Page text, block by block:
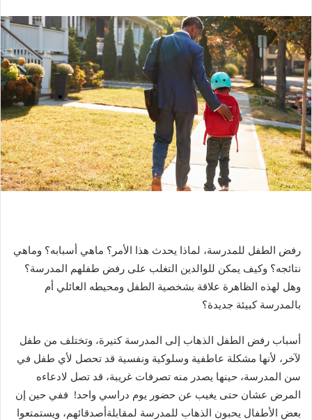
رفض الطفل للمدرسة، لماذا يحدث هذا الأمر؟ ماهي أسبابه؟ وماهي
نتائجه؟ وكيف يمكن للوالدين التغلب على رفض طفلهم المدرسة؟
وهل لهذه الظاهرة علاقة بشخصية الطفل ومحيطه العائلي أم
بالمدرسة كبيئة جديدة؟
أسباب رفض الطفل الذهاب إلى المدرسة كتيرة، وتختلف من طفل
لآخر، لأنها مشكلة عاطفية وسلوكية ونفسية قد تحصل لأي طفل في
سن المدرسة، حينها يصدر منه تصرفات غريبة، قد تصل لادعاءه
المرض عشان حتى يغيب عن حضور يوم دراسي واحد! ففي حين إن
بعض الأطفال يحبون الذهاب للمدرسة لمقابلةأصدقائهم، ويستمتعوا